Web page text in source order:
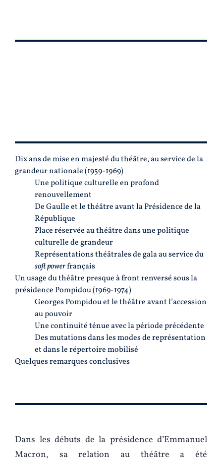
Dix ans de mise en majesté du théâtre, au service de la
grandeur nationale (1959-1969)
Une politique culturelle en profond
renouvellement
De Gaulle et le théâtre avant la Présidence de la
République
Place réservée au théâtre dans une politique
culturelle de grandeur
Représentations théâtrales de gala au service du
soft powerfrançais
Un usage du théâtre presque à front renversé sous la
présidence Pompidou (1969-1974)
Georges Pompidou et le théâtre avant l’accession
au pouvoir
Une continuité ténue avec la période précédente
Des mutations dans les modes de représentation
et dans le répertoire mobilisé
Quelques remarques conclusives
Dans les débuts de la présidence d’Emmanuel
Macron, sa relation au théâtre a été